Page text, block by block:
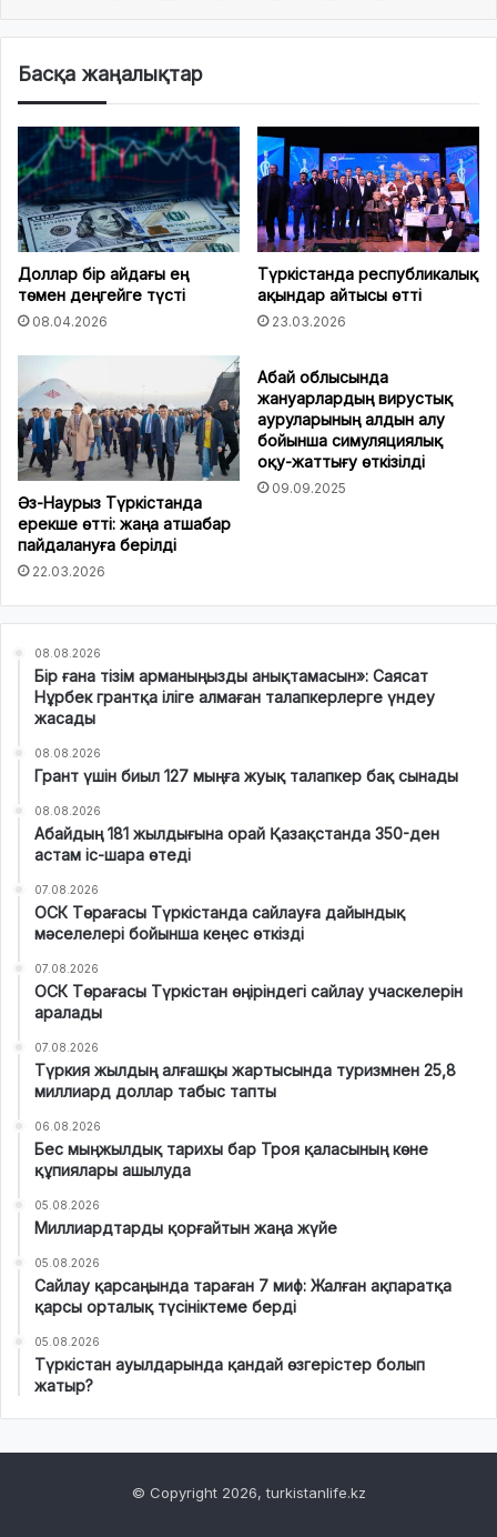
Басқа жаңалықтар
Доллар бір айдағы ең
төмен деңгейге түсті
08.04.2026
Түркістанда республикалық
ақындар айтысы өтті
23.03.2026
Әз-Наурыз Түркістанда
ерекше өтті: жаңа атшабар
пайдалануға берілді
22.03.2026
Абай облысында
жануарлардың вирустық
ауруларының алдын алу
бойынша симуляциялық
оқу-жаттығу өткізілді
09.09.2025
08.08.2026
Бір ғана тізім арманыңызды анықтамасын»: Саясат
Нұрбек грантқа іліге алмаған талапкерлерге үндеу
жасады
08.08.2026
Грант үшін биыл 127 мыңға жуық талапкер бақ сынады
08.08.2026
Абайдың 181 жылдығына орай Қазақстанда 350-ден
астам іс-шара өтеді
07.08.2026
ОСК Төрағасы Түркістанда сайлауға дайындық
мәселелері бойынша кеңес өткізді
07.08.2026
ОСК Төрағасы Түркістан өңіріндегі сайлау учаскелерін
аралады
07.08.2026
Түркия жылдың алғашқы жартысында туризмнен 25,8
миллиард доллар табыс тапты
06.08.2026
Бес мыңжылдық тарихы бар Троя қаласының көне
құпиялары ашылуда
05.08.2026
Миллиардтарды қорғайтын жаңа жүйе
05.08.2026
Сайлау қарсаңында тараған 7 миф: Жалған ақпаратқа
қарсы орталық түсініктеме берді
05.08.2026
Түркістан ауылдарында қандай өзгерістер болып
жатыр?
© Copyright 2026, turkistanlife.kz